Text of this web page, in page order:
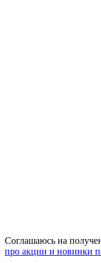
Соглашаюсь на
про акции и новинки